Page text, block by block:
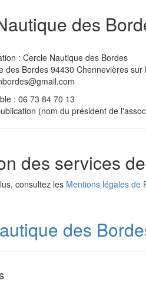
des
: Cercle Nautique des Bordes
des Bordes 94430 Chennevières sur
: 06 73 84 70 13
(nom du président de
des services
consultez les Mentions légales de
des